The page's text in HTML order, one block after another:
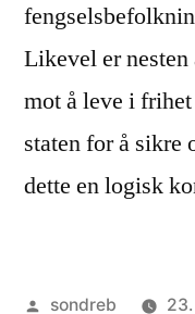
Likevel er
mot å leve i
staten for å sikre
dette en logisk
Publisert
sondreb